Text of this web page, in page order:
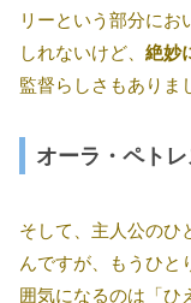
リーという部分にお
しれないけど、 絶妙
監督らしさもありま
オーラ・ペト
そして、主人公のひ
んですが、もうひと
囲気になるのは「ひ